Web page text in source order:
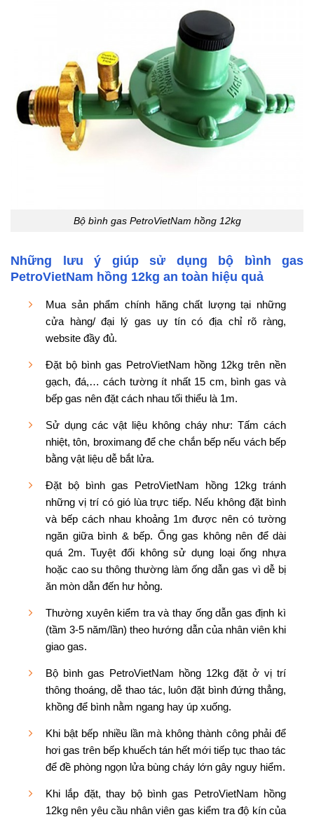
Bộ bình gas PetroVietNam hồng 12kg
Những lưu ý giúp sử dụng bộ bình gas
PetroVietNam hồng 12kg an toàn hiệu quả
Mua sản phẩm chính hãng chất lượng tại những
cửa hàng/ đại lý gas uy tín có địa chỉ rõ ràng,
website đầy đủ.
Đặt bộ bình gas PetroVietNam hồng 12kg trên nền
gạch, đá,… cách tường ít nhất 15 cm, bình gas và
bếp gas nên đặt cách nhau tối thiểu là 1m.
Sử dụng các vật liệu không cháy như: Tấm cách
nhiệt, tôn, broximang để che chắn bếp nếu vách bếp
bằng vật liệu dễ bắt lửa.
Đặt bộ bình gas PetroVietNam hồng 12kg tránh
những vị trí có gió lùa trực tiếp. Nếu không đặt bình
và bếp cách nhau khoảng 1m được nên có tường
ngăn giữa bình & bếp. Ống gas không nên để dài
quá 2m. Tuyệt đối không sử dụng loại ống nhựa
hoặc cao su thông thường làm ống dẫn gas vì dễ bị
ăn mòn dẫn đến hư hỏng.
Thường xuyên kiểm tra và thay ống dẫn gas định kì
(tầm 3-5 năm/lần) theo hướng dẫn của nhân viên khi
giao gas.
Bộ bình gas PetroVietNam hồng 12kg đặt ở vị trí
thông thoáng, dễ thao tác, luôn đặt bình đứng thẳng,
khồng để bình nằm ngang hay úp xuống.
Khi bật bếp nhiều lần mà không thành công phải để
hơi gas trên bếp khuếch tán hết mới tiếp tục thao tác
để đề phòng ngọn lửa bùng cháy lớn gây nguy hiểm.
Khi lắp đặt, thay bộ bình gas PetroVietNam hồng
12kg nên yêu cầu nhân viên gas kiểm tra độ kín của